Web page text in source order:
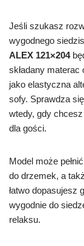
Jeśli szukasz
wygodnego
ALEX 121×204
składany
jako elastyczna
sofy. Sprawdza
wtedy, gdy
dla gości.
Model może
do drzemek, a
łatwo dopasujesz
wygodnie do
relaksu.